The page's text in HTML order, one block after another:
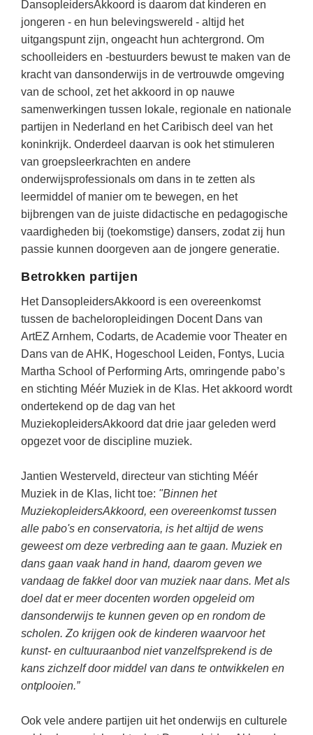
Eerste wereldoorlog
Evolutieleer
Feest- en Gedenkdagen
Godsdienstonderwijs
Kerstfeest
Kinderboekenweek
Kleurplaten
Mediawijsheid
Nieuws
Onderwijsprijs
Ruimte
Schoolreisideeën
Schoolspullen
Seizoenen
Seksualiteit
Sinterklaas
Spelletjes
Startpagina onderwijs
Tweede Wereldoorlog
Orientatie
Rekenen
Sociale vaardigheden
Taalvaardigheid
Vakoverstijgend
MEER...
AI voor het onderwijs
Kruiswoordpuzzels
Onderwijslonen
Jenaplanonderwijs
Daltononderwijs
Schoolspullen
Onderwijsvacatures
Afscheidstekst collega
Studieschuld & Hypotheek
Studenten laptop
Docentenplein nieuwsbrief
Nieuwsbrief archief
Onderwijs CV
Schoolvakanties
Huiswerkbegeleiding
Huiswerkbegeleider zoeken
Huiswerkbegeleider worden
DansopleidersAkkoord is daarom dat kinderen en
jongeren - en hun belevingswereld - altijd het
uitgangspunt zijn, ongeacht hun achtergrond. Om
schoolleiders en -bestuurders bewust te maken van de
kracht van dansonderwijs in de vertrouwde omgeving
van de school, zet het akkoord in op nauwe
samenwerkingen tussen lokale, regionale en nationale
partijen in Nederland en het Caribisch deel van het
koninkrijk. Onderdeel daarvan is ook het stimuleren
van groepsleerkrachten en andere
onderwijsprofessionals om dans in te zetten als
leermiddel of manier om te bewegen, en het
bijbrengen van de juiste didactische en pedagogische
vaardigheden bij (toekomstige) dansers, zodat zij hun
passie kunnen doorgeven aan de jongere generatie.
Betrokken partijen
Het DansopleidersAkkoord is een overeenkomst
tussen de bacheloropleidingen Docent Dans van
ArtEZ Arnhem, Codarts, de Academie voor Theater en
Dans van de AHK, Hogeschool Leiden, Fontys, Lucia
Martha School of Performing Arts, omringende pabo’s
en stichting Méér Muziek in de Klas. Het akkoord wordt
ondertekend op de dag van het
MuziekopleidersAkkoord dat drie jaar geleden werd
opgezet voor de discipline muziek.
Jantien Westerveld, directeur van stichting Méér
Muziek in de Klas, licht toe: "Binnen het
MuziekopleidersAkkoord, een overeenkomst tussen
alle pabo's en conservatoria, is het altijd de wens
geweest om deze verbreding aan te gaan. Muziek en
dans gaan vaak hand in hand, daarom geven we
vandaag de fakkel door van muziek naar dans. Met als
doel dat er meer docenten worden opgeleid om
dansonderwijs te kunnen geven op en rondom de
scholen. Zo krijgen ook de kinderen waarvoor het
kunst- en cultuuraanbod niet vanzelfsprekend is de
kans zichzelf door middel van dans te ontwikkelen en
ontplooien.”
Ook vele andere partijen uit het onderwijs en culturele